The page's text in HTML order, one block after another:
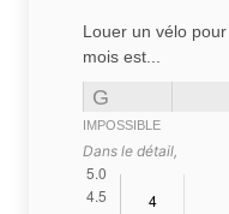
Louer un vélo
mois est...
G
IMPOSSIBLE
Dans le détail,